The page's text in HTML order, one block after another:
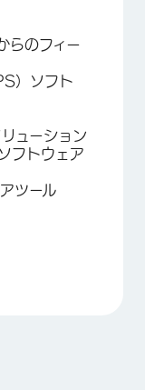
らのフィー
）ソフト
ューション
フトウェア
ツール